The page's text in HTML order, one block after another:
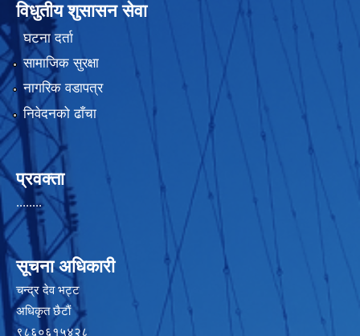
विधुतीय शुसासन सेवा
घटना दर्ता
सामाजिक सुरक्षा
नागरिक वडापत्र
निवेदनको ढाँचा
प्रवक्ता
........
सूचना अधिकारी
चन्द्र देव भट्ट
अधिकृत छैटाैं
९८६०६१५४२८